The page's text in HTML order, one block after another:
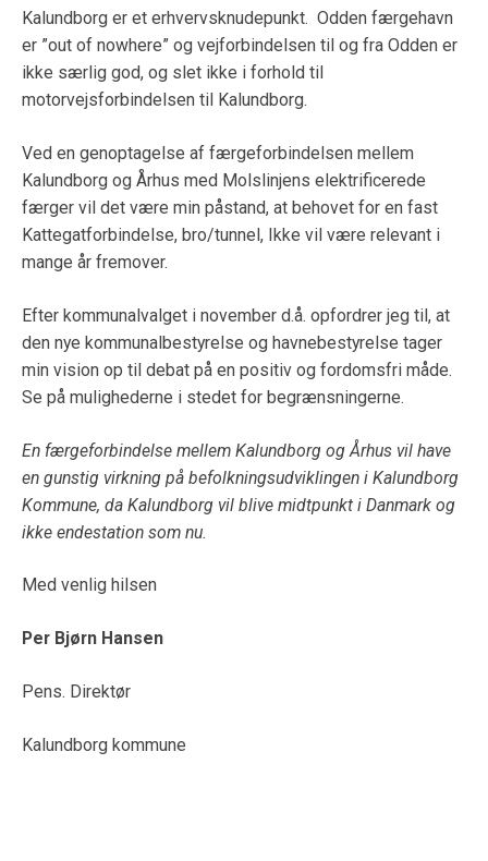
Kalundborg er et erhvervsknudepunkt. Odden færgehavn
er ”out of nowhere” og vejforbindelsen til og fra Odden er
ikke særlig god, og slet ikke i forhold til
motorvejsforbindelsen til Kalundborg.
Ved en genoptagelse af færgeforbindelsen mellem
Kalundborg og Århus med Molslinjens elektrificerede
færger vil det være min påstand, at behovet for en fast
Kattegatforbindelse, bro/tunnel, Ikke vil være relevant i
mange år fremover.
Efter kommunalvalget i november d.å. opfordrer jeg til, at
den nye kommunalbestyrelse og havnebestyrelse tager
min vision op til debat på en positiv og fordomsfri måde.
Se på mulighederne i stedet for begrænsningerne.
En færgeforbindelse mellem Kalundborg og Århus vil have
en gunstig virkning på befolkningsudviklingen i Kalundborg
Kommune, da Kalundborg vil blive midtpunkt i Danmark og
ikke endestation som nu.
Med venlig hilsen
Per Bjørn Hansen
Pens. Direktør
Kalundborg kommune